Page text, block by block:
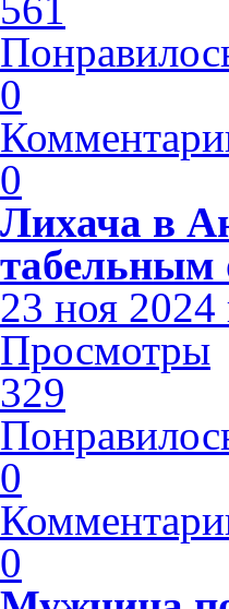
0
0
Лихача в
табельным
23 ноя 2024
Просмотры
329
0
0